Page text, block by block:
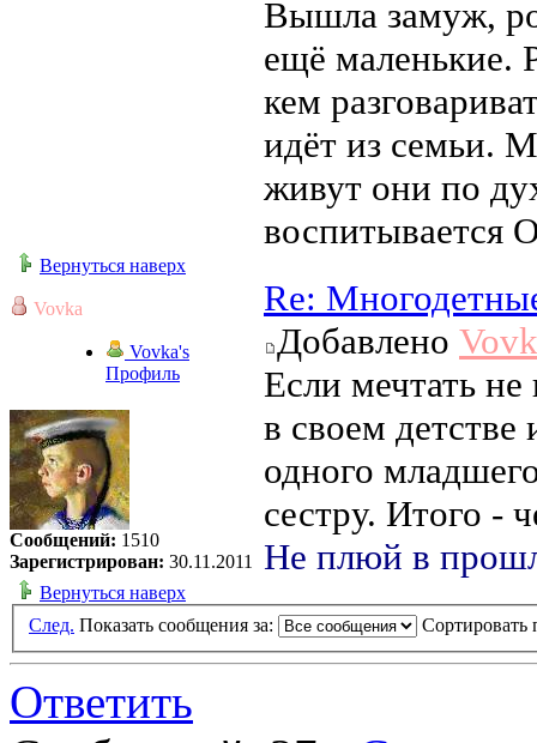
Вышла замуж,
ещё маленькие.
кем
идёт из семьи.
живут они по
Вернуться наверх
Vovka
Vovka's
Профиль
Сообщений: 1510
Зарегистрирован: 30.11.2011
Re:
Добавлено
Если мечтать
в своем
одного
сестру. Итого -
Не плюй в
Вернуться наверх
След. Показать сообщения за: Сортировать
Ответить